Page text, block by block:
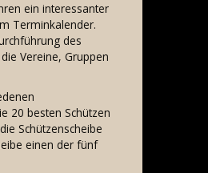
ein interessanter
Terminkalender.
des
Vereine, Gruppen
20 besten Schützen
Schützenscheibe
einen der fünf